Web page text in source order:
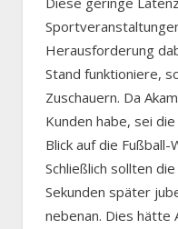
Herausforderung
Stand funktioniere,
Zuschauern. Da
Kunden habe, sei
Blick auf die
Schließlich sollten
Sekunden später
nebenan. Dies hätte